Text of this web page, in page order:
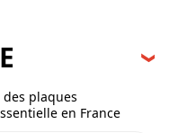
plaques
en France